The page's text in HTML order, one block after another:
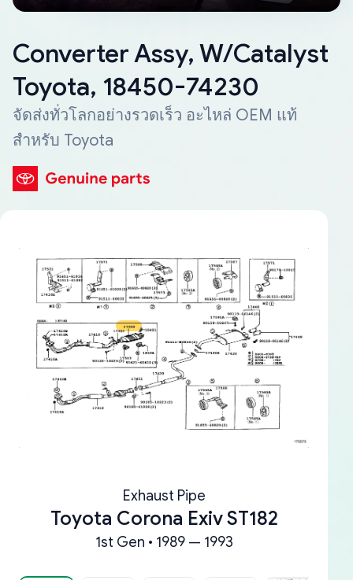
Converter Assy, W/Catalyst
Toyota, 18450-74230
จัดส่งทั่วโลกอย่างรวดเร็ว อะไหล่ OEM แท้
สำหรับ Toyota
Exhaust Pipe
Toyota Corona Exiv ST182
1st Gen • 1989 — 1993